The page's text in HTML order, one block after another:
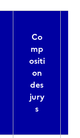
Co
mp
ositi
on
des
jury
s